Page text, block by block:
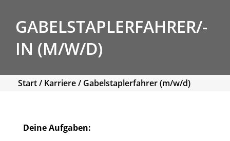
GABELSTAPLERFAHRER/-
IN (M/W/D)
Start/ Karriere/ Gabelstaplerfahrer (m/w/d)
Deine Aufgaben: